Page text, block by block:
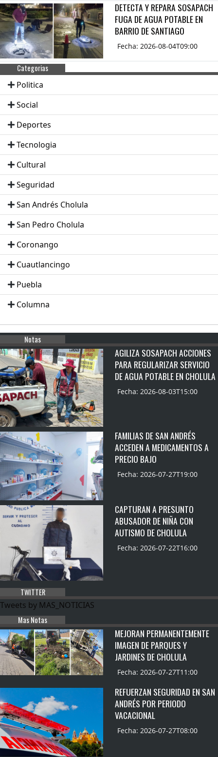
DETECTA Y REPARA SOSAPACH
FUGA DE AGUA POTABLE EN
BARRIO DE SANTIAGO
Fecha: 2026-08-04T09:00
Categorias
Politica
Social
Deportes
Tecnologia
Cultural
Seguridad
San Andrés Cholula
San Pedro Cholula
Coronango
Cuautlancingo
Puebla
Columna
Notas
AGILIZA SOSAPACH ACCIONES
PARA REGULARIZAR SERVICIO
DE AGUA POTABLE EN CHOLULA
Fecha: 2026-08-03T15:00
FAMILIAS DE SAN ANDRÉS
ACCEDEN A MEDICAMENTOS A
PRECIO BAJO
Fecha: 2026-07-27T19:00
CAPTURAN A PRESUNTO
ABUSADOR DE NIÑA CON
AUTISMO DE CHOLULA
Fecha: 2026-07-22T16:00
TWITTER
Tweets by MAS_NOTICIAS
Mas Notas
MEJORAN PERMANENTEMENTE
IMAGEN DE PARQUES Y
JARDINES DE CHOLULA
Fecha: 2026-07-27T11:00
REFUERZAN SEGURIDAD EN SAN
ANDRÉS POR PERIODO
VACACIONAL
Fecha: 2026-07-27T08:00